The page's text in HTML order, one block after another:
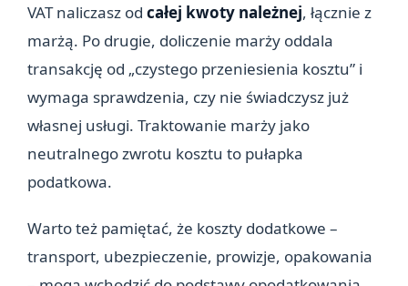
VAT naliczasz od całej kwoty należnej, łącznie z
marżą. Po drugie, doliczenie marży oddala
transakcję od „czystego przeniesienia kosztu” i
wymaga sprawdzenia, czy nie świadczysz już
własnej usługi. Traktowanie marży jako
neutralnego zwrotu kosztu to pułapka
podatkowa.
Warto też pamiętać, że koszty dodatkowe –
transport, ubezpieczenie, prowizje, opakowania